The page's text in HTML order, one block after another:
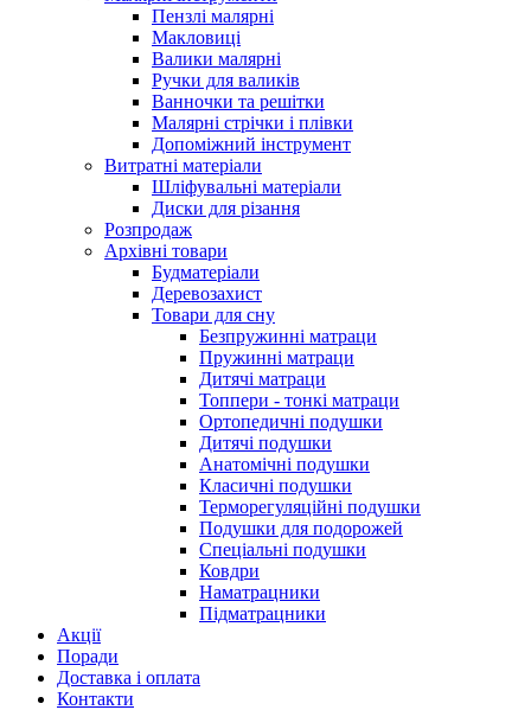
Пензлі малярні
Макловиці
Валики малярні
Ручки для валиків
Ванночки та решітки
Малярні стрічки і плівки
Допоміжний інструмент
Витратні матеріали
Шліфувальні матеріали
Диски для різання
Розпродаж
Архівні товари
Будматеріали
Деревозахист
Товари для сну
Безпружинні матраци
Пружинні матраци
Дитячі матраци
Топпери - тонкі матраци
Ортопедичні подушки
Дитячі подушки
Анатомічні подушки
Класичні подушки
Терморегуляційні подушки
Подушки для подорожей
Спеціальні подушки
Ковдри
Наматрацники
Підматрацники
Акції
Поради
Доставка і оплата
Контакти